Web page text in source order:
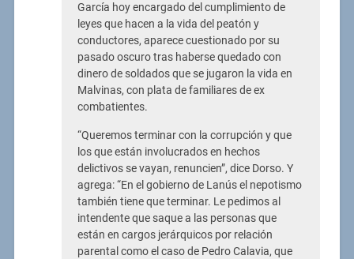
García hoy encargado del cumplimiento de
leyes que hacen a la vida del peatón y
conductores, aparece cuestionado por su
pasado oscuro tras haberse quedado con
dinero de soldados que se jugaron la vida en
Malvinas, con plata de familiares de ex
combatientes.
“Queremos terminar con la corrupción y que
los que están involucrados en hechos
delictivos se vayan, renuncien”, dice Dorso. Y
agrega: “En el gobierno de Lanús el nepotismo
también tiene que terminar. Le pedimos al
intendente que saque a las personas que
están en cargos jerárquicos por relación
parental como el caso de Pedro Calavia, que